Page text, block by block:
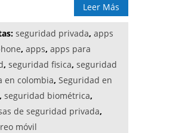
Leer Más
seguridad privada, apps
, apps, apps para
, seguridad fisica, seguridad
en colombia, Seguridad en
, seguridad biométrica,
de seguridad privada,
móvil